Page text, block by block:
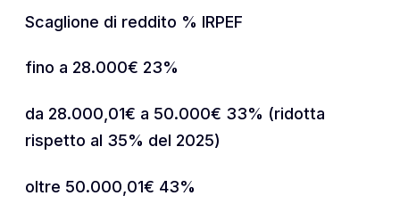
Scaglione di reddito % IRPEF
fino a 28.000€ 23%
da 28.000,01€ a 50.000€ 33% (ridotta
rispetto al 35% del 2025)
oltre 50.000,01€ 43%